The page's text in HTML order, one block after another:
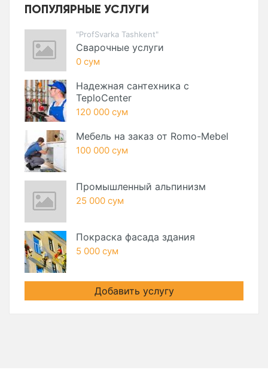
ПОПУЛЯРНЫЕ УСЛУГИ
"ProfSvarka Tashkent"
Сварочные услуги
0 сум
Надежная сантехника с
TeploCenter
120 000 сум
Мебель на заказ от Romo-Mebel
100 000 сум
Промышленный альпинизм
25 000 сум
Покраска фасада здания
5 000 сум
Добавить услугу